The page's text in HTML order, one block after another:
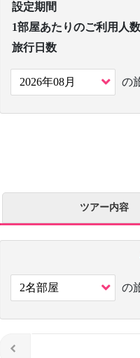
設定期間
1部屋あたりのご利用人数
旅行日数
の
ツアー内容
の